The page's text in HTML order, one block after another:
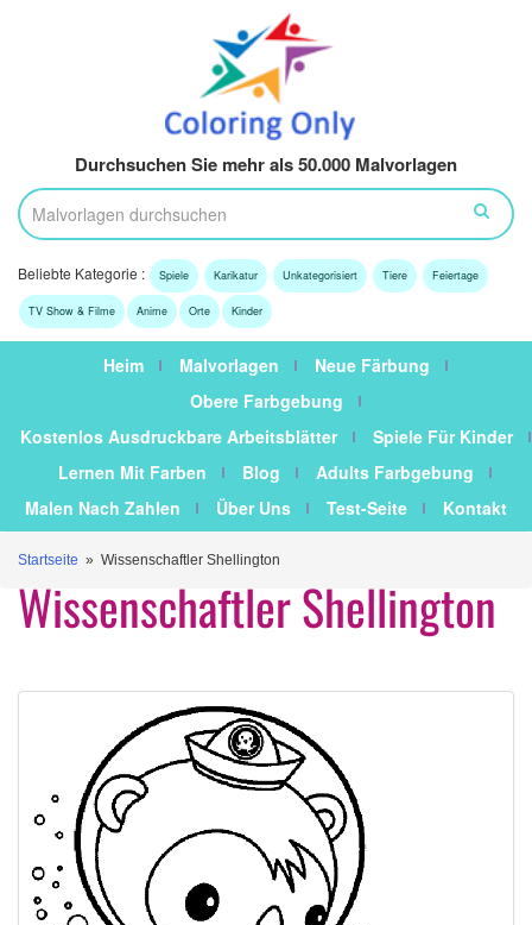
Durchsuchen Sie mehr als 50.000 Malvorlagen
Beliebte Kategorie : Spiele Karikatur Unkategorisiert Tiere Feiertage
TV Show & Filme Anime Orte Kinder
Heim Malvorlagen
Neue Färbung
Obere Farbgebung
Kostenlos Ausdruckbare Arbeitsblätter
Spiele Für Kinder
Lernen Mit Farben
Blog
Adults Farbgebung
Malen Nach Zahlen
Über Uns Test-Seite Kontakt
Startseite » Wissenschaftler Shellington
Wissenschaftler Shellington